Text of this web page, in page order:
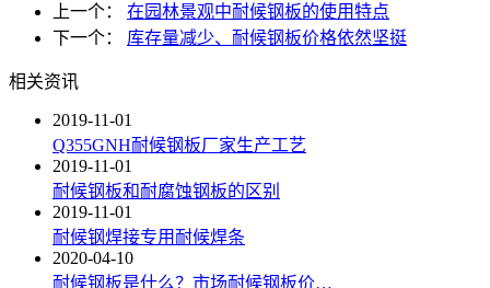
上一个： 在园林景观中耐候钢板的使用特点
下一个： 库存量减少、耐候钢板价格依然坚挺
相关资讯
2019-11-01
Q355GNH耐候钢板厂家生产工艺
2019-11-01
耐候钢板和耐腐蚀钢板的区别
2019-11-01
耐候钢焊接专用耐候焊条
2020-04-10
耐候钢板是什么？市场耐候钢板价…